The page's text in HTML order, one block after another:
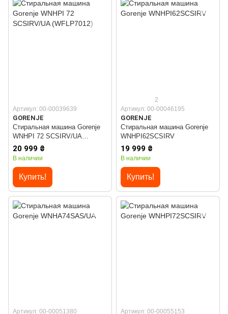
Артикул: 00-00039639
GORENJE
Стиральная машина Gorenje
WNHPI 72 SCSIRV/UA
(WFLP7012)
20 999 ₴
В наличии
Купить!
2
Артикул: 00-00046195
GORENJE
Стиральная машина Gorenje
WNHPI62SCSIRV
19 999 ₴
В наличии
Купить!
Артикул: 00-00051380 Артикул: 00-00055153